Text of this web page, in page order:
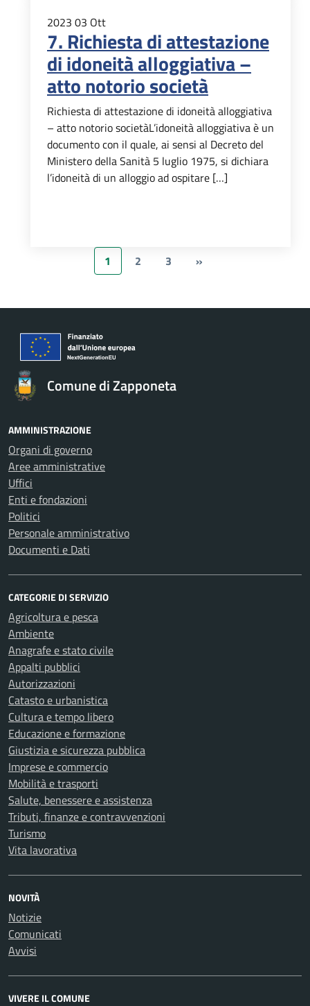
2023 03 Ott
7. Richiesta di attestazione
di idoneità alloggiativa –
atto notorio società
Richiesta di attestazione di idoneità alloggiativa
– atto notorio societàL’idoneità alloggiativa è un
documento con il quale, ai sensi al Decreto del
Ministero della Sanità 5 luglio 1975, si dichiara
l’idoneità di un alloggio ad ospitare […]
1 2 3 »
Comune di Zapponeta
AMMINISTRAZIONE
Organi di governo
Aree amministrative
Uffici
Enti e fondazioni
Politici
Personale amministrativo
Documenti e Dati
CATEGORIE DI SERVIZIO
Agricoltura e pesca
Ambiente
Anagrafe e stato civile
Appalti pubblici
Autorizzazioni
Catasto e urbanistica
Cultura e tempo libero
Educazione e formazione
Giustizia e sicurezza pubblica
Imprese e commercio
Mobilità e trasporti
Salute, benessere e assistenza
Tributi, finanze e contravvenzioni
Turismo
Vita lavorativa
NOVITÀ
Notizie
Comunicati
Avvisi
VIVERE IL COMUNE